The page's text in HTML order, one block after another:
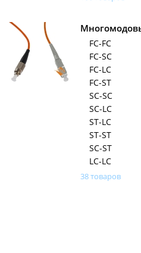
FC-FC
FC-SC
FC-LC
FC-ST
SC-SC
SC-LC
ST-LC
ST-ST
SC-ST
LC-LC
38 товаров